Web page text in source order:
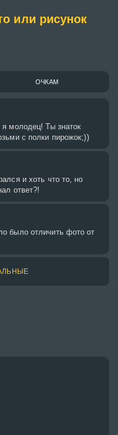
или рисунок
ОЧКАМ
молодец! Ты знаток
с полки пирожок;))
и хоть что то, но
ответ?!
было отличить фото от